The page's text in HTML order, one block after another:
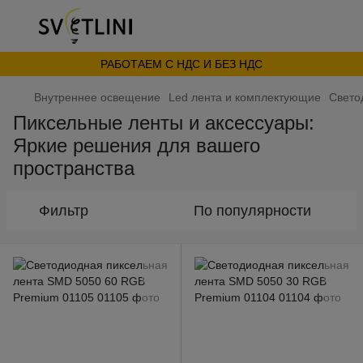
РАБОТАЕМ С НДС И БЕЗ НДС
Внутреннее освещение Led лента и комплектующие
Пиксельные ленты и аксессуары:
Яркие решения для вашего
пространства
Фильтр По популярности